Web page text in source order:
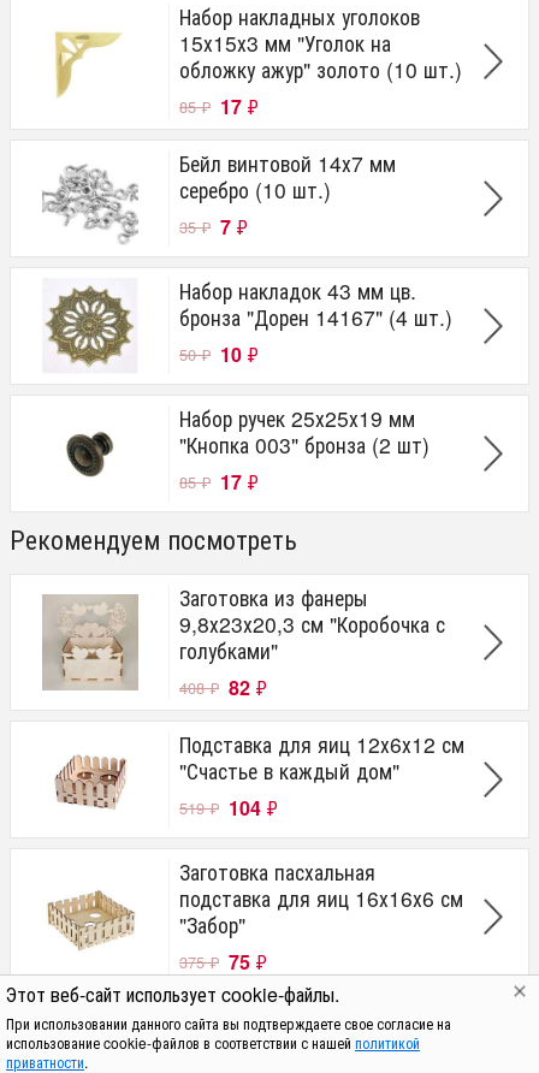
Этот веб-сайт использует cookie-файлы.
При использовании данного сайта вы подтверждаете свое согласие на
использование cookie-файлов в соответствии с нашей политикой
приватности.
Набор накладных уголоков
15х15х3 мм "Уголок на
обложку ажур" золото (10 шт.)
85₽ 17 ₽
Бейл винтовой 14х7 мм
серебро (10 шт.)
35₽ 7 ₽
Набор накладок 43 мм цв.
бронза "Дорен 14167" (4 шт.)
50₽ 10 ₽
Набор ручек 25х25х19 мм
"Кнопка 003" бронза (2 шт)
85₽ 17 ₽
Рекомендуем посмотреть
Заготовка из фанеры
9,8х23х20,3 см "Коробочка с
голубками"
408₽ 82 ₽
Подставка для яиц 12х6х12 см
"Счастье в каждый дом"
519₽ 104 ₽
Заготовка пасхальная
подставка для яиц 16х16х6 см
"Забор"
375₽ 75 ₽
Панно 20 х 15 см. "Яйцо с
декором"